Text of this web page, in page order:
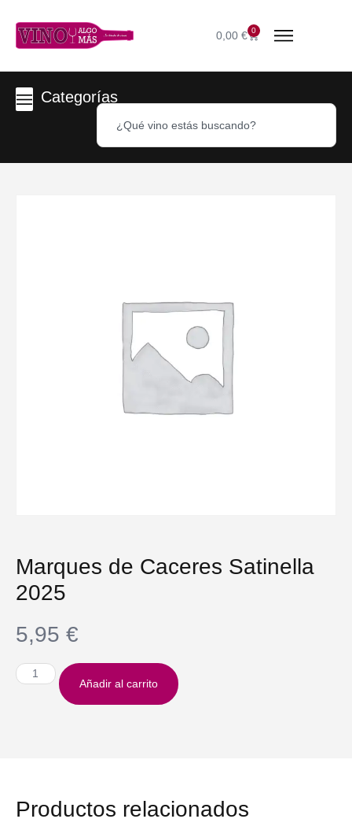
0,00 € 0
Categorías
Marques de Caceres Satinella
2025
5,95 €
Añadir al carrito
Productos relacionados